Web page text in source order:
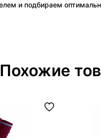
и подбираем
Похожие